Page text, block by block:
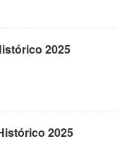
2025
2025